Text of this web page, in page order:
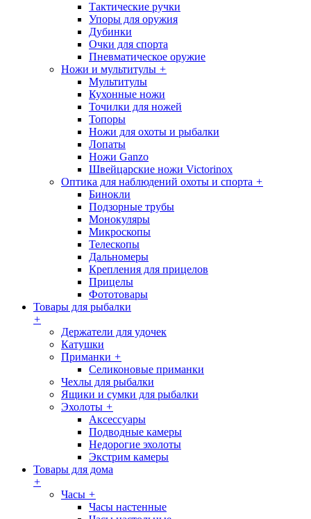
Тактические ручки
Упоры для оружия
Дубинки
Очки для спорта
Пневматическое оружие
Ножи и мультитулы +
Мультитулы
Кухонные ножи
Точилки для ножей
Топоры
Ножи для охоты и рыбалки
Лопаты
Ножи Ganzo
Швейцарские ножи Victorinox
Оптика для наблюдений охоты и спорта +
Бинокли
Подзорные трубы
Монокуляры
Микроскопы
Телескопы
Дальномеры
Крепления для прицелов
Прицелы
Фототовары
Товары для рыбалки
+
Держатели для удочек
Катушки
Приманки +
Селиконовые приманки
Чехлы для рыбалки
Ящики и сумки для рыбалки
Эхолоты +
Аксессуары
Подводные камеры
Недорогие эхолоты
Экстрим камеры
Товары для дома
+
Часы +
Часы настенные